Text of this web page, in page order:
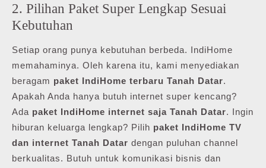
2. Pilihan Paket Super Lengkap Sesuai
Kebutuhan
Setiap orang punya kebutuhan berbeda. IndiHome
memahaminya. Oleh karena itu, kami menyediakan
beragam paket IndiHome terbaru Tanah Datar.
Apakah Anda hanya butuh internet super kencang?
Ada paket IndiHome internet saja Tanah Datar. Ingin
hiburan keluarga lengkap? Pilih paket IndiHome TV
dan internet Tanah Datar dengan puluhan channel
berkualitas. Butuh untuk komunikasi bisnis dan